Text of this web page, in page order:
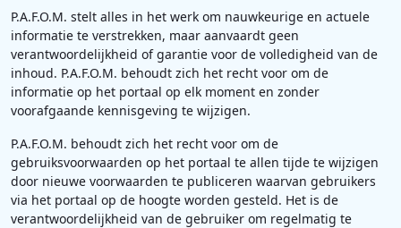
P.A.F.O.M. stelt alles in het werk om nauwkeurige en actuele
informatie te verstrekken, maar aanvaardt geen
verantwoordelijkheid of garantie voor de volledigheid van de
inhoud. P.A.F.O.M. behoudt zich het recht voor om de
informatie op het portaal op elk moment en zonder
voorafgaande kennisgeving te wijzigen.
P.A.F.O.M. behoudt zich het recht voor om de
gebruiksvoorwaarden op het portaal te allen tijde te wijzigen
door nieuwe voorwaarden te publiceren waarvan gebruikers
via het portaal op de hoogte worden gesteld. Het is de
verantwoordelijkheid van de gebruiker om regelmatig te